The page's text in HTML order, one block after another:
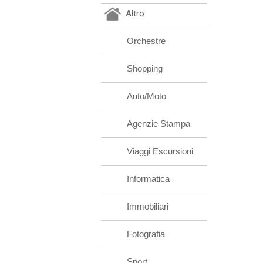
Altro
Orchestre
Shopping
Auto/Moto
Agenzie Stampa
Viaggi Escursioni
Informatica
Immobiliari
Fotografia